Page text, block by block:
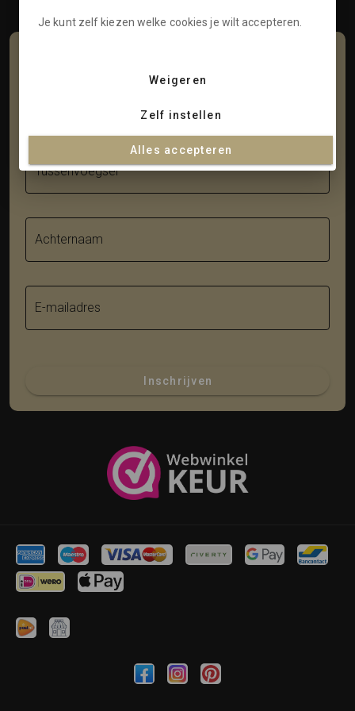
Tussenvoegsel
Achternaam
E-mailadres
Inschrijven
Je kunt zelf kiezen welke cookies je wilt accepteren.
Weigeren
Zelf instellen
Alles accepteren